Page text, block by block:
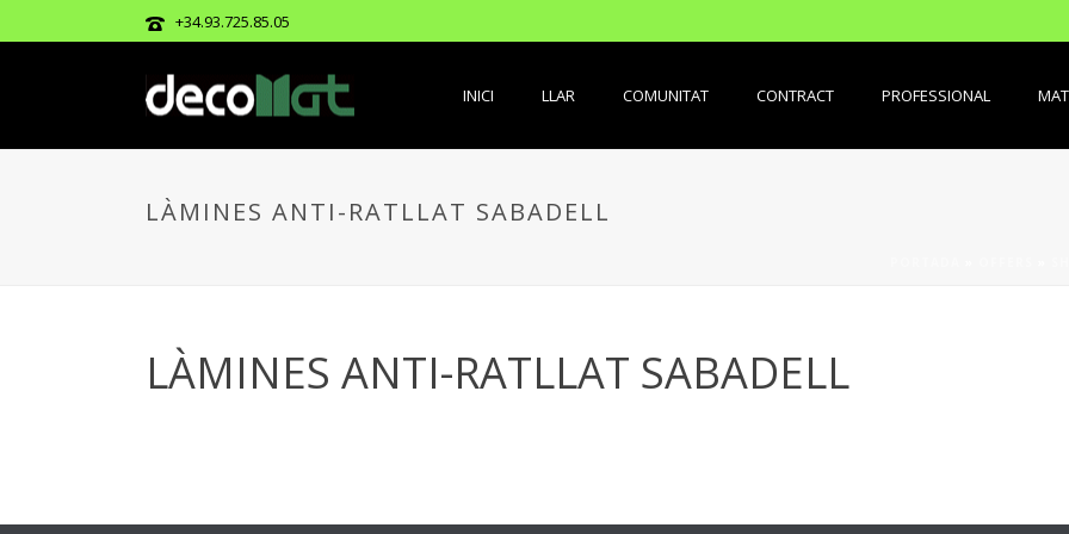
+34.93.725.85.05
INICI LLAR COMUNITAT CONTRACT PROFESSIONAL
LÀMINES ANTI-RATLLAT SABADELL
LÀMINES ANTI-RATLLAT SABADELL